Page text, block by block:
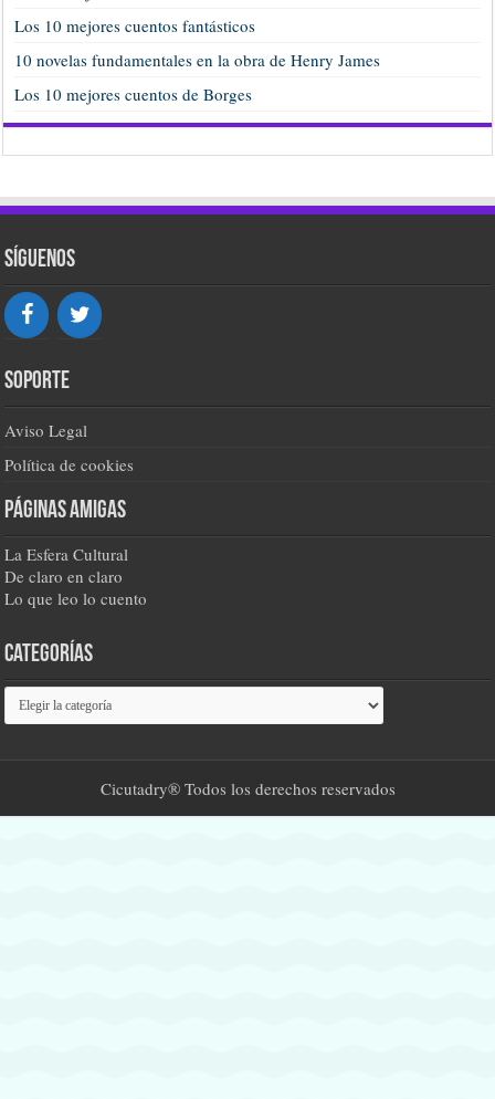
Los 10 mejores cuentos fantásticos
10 novelas fundamentales en la obra de Henry James
Los 10 mejores cuentos de Borges
Síguenos
Soporte
Aviso Legal
Política de cookies
Páginas amigas
La Esfera Cultural
De claro en claro
Lo que leo lo cuento
Categorías
Categorías
Cicutadry® Todos los derechos reservados